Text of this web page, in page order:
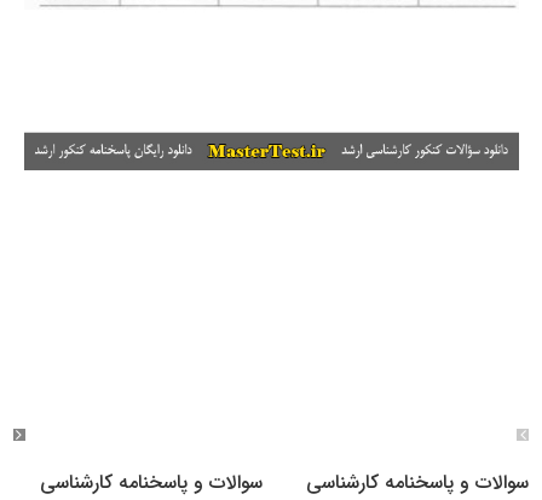
سوالات و پاسخنامه کارشناسی
سوالات و پاسخنامه کارشناسی